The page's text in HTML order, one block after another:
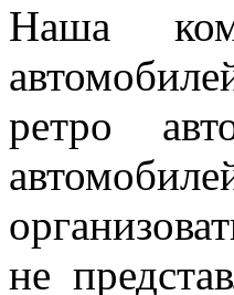
Наша
ретро
не